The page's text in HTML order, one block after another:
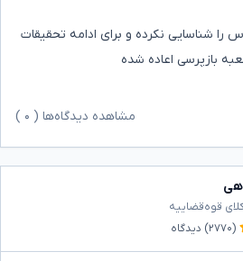
را شناسایی نکرده و برای ادامه تحقیقات
بازپرسی اعاده شده
مشاهده دیدگاه‌ها ( ۰
قوه‌قضاییه
(۲۷۷۰) دیدگاه